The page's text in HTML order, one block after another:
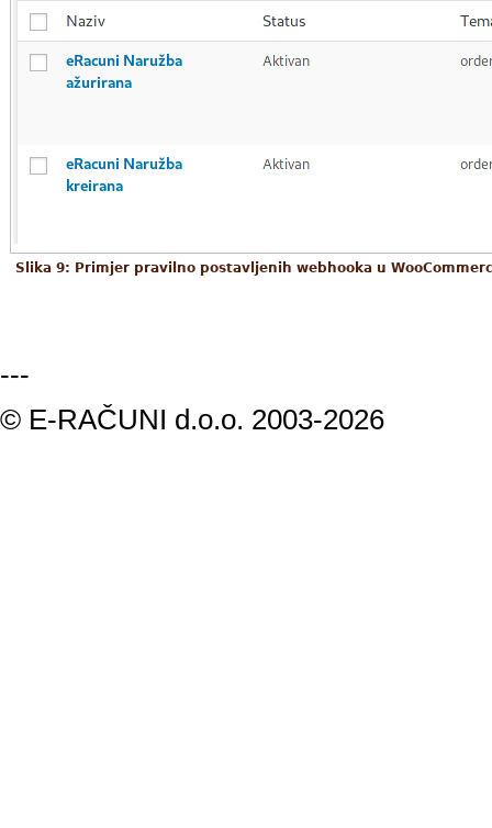
Slika 9: Primjer pravilno postavljenih webhooka u
---
© E-RAČUNI d.o.o. 2003-2026